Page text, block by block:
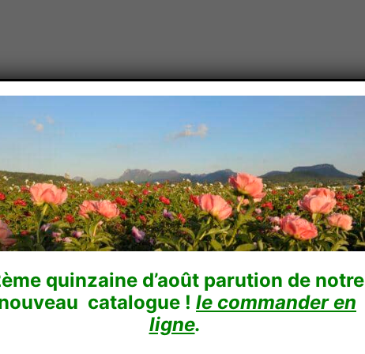
Boutique en ligne
quinzaine d’août parution de notre
catalogue !le commander en
ligne.